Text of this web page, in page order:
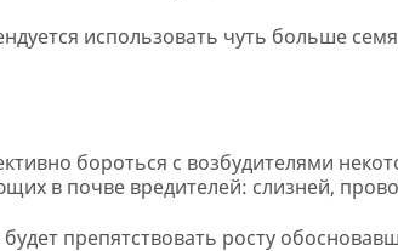
использовать чуть больше
бороться с возбудителями
в почве вредителей: слизней,
препятствовать росту